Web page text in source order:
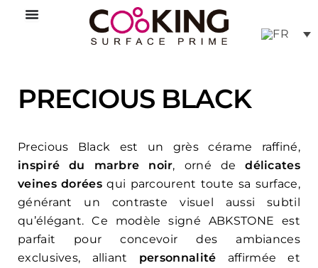
Aller
PRECIOUS BLACK
Precious Black est un grès cérame raffiné,
inspiré du marbre noir, orné dedélicates
veines doréesqui parcourent toute sa surface,
générant un contraste visuel aussi subtil
qu’élégant. Ce modèle signé ABKSTONE est
parfait pour concevoir des ambiances
exclusives, alliant personnalité affirmée et